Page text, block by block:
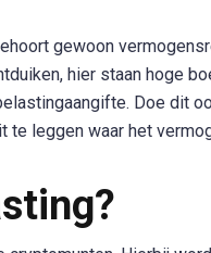
gewoon
hier staan hoge
Doe dit
leggen waar het